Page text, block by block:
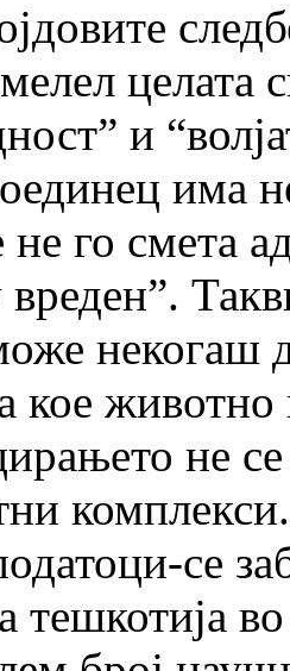
целата
и
има
го смета
вреден”.
некогаш
кое
не
се
тешкотија